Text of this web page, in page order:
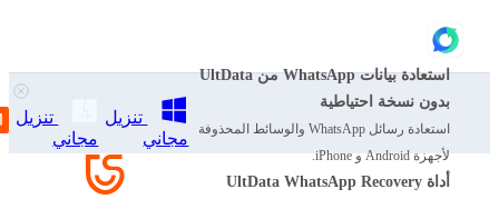
استعادة بيانات WhatsApp من UltData
بدون نسخة احتياطية
استعادة رسائل WhatsApp والوسائط المحذوفة
لأجهزة Android و iPhone.
أداة UltData WhatsApp Recovery
تنزيل
مجاني
تنزيل
مجاني